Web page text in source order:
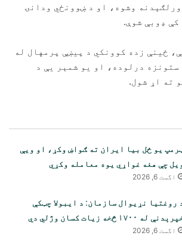
وشوه، او د ښوونځي ودانۍ
کې ډوبې شوې.
ځینې زده کوونکي د پیښې پرمهال له
ستونزه درلوده، او یو شمېر یې د
ته اړ شول.
یو ځل بیا ایران ته ګواښ وکړ، او ویې
چې هغه غواړي یوه معامله وکړي
اگست 6, 2026
روغتیا نړیوال سازمان: د ایبولا چټکې
له ۱۷۰۰ څخه زیات کسان وژلي دي
اگست 6, 2026